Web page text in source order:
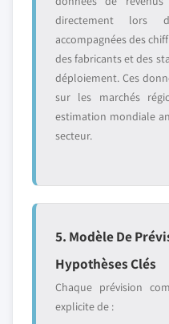
directement lors
accompagnées des
des fabricants et des
déploiement. Ces
sur les marchés
estimation mondiale
secteur.
5. Modèle De
Hypothèses Clés
Chaque prévision
explicite de :